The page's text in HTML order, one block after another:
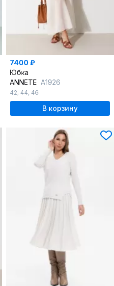
7400 ₽
Юбка
ANNETE A1926
42, 44, 46
В корзину